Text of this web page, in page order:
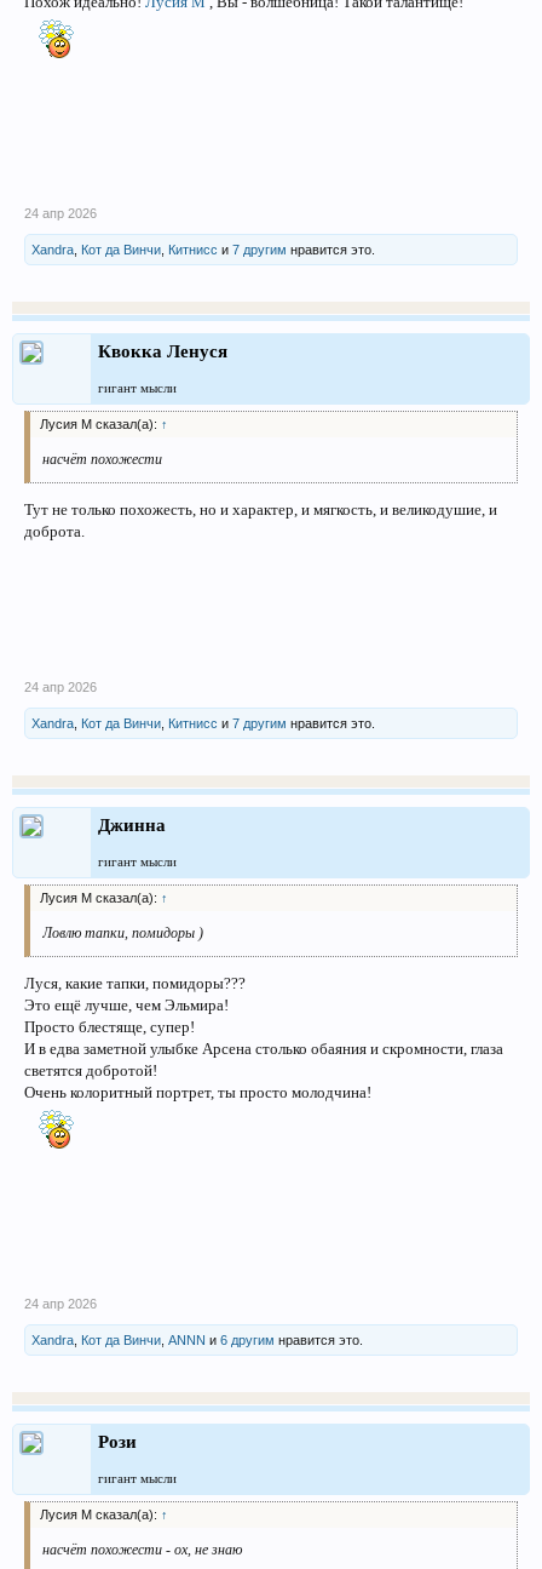
24 апр 2026
Xandra Кот да Винчи Китнисс и 7 другим нравится это.
Квокка Ленуся
гигант мысли
Лусия М сказал(а): ↑
насчёт похожести
Тут не только похожесть, но и характер, и мягкость, и великодушие, и
доброта.
24 апр 2026
Xandra Кот да Винчи Китнисс и 7 другим нравится это.
Джинна
гигант мысли
Лусия М сказал(а): ↑
Ловлю тапки, помидоры )
Луся, какие тапки, помидоры???
Это ещё лучше, чем Эльмира!
Просто блестяще, супер!
И в едва заметной улыбке Арсена столько обаяния и скромности, глаза
светятся добротой!
Очень колоритный портрет, ты просто молодчина!
24 апр 2026
Xandra, Кот да Винчи, ANNN и 6 другим нравится это.
Рози
гигант мысли
Лусия М сказал(а): ↑
насчёт похожести - ох, не знаю